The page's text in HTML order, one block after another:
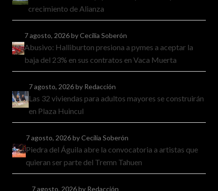
crecimiento de Alianza
7 agosto, 2026by Cecilia Soberón
Abusivo: Halliburton presiona a pymes a aceptar la
baja del 23% en sus contratos en Vaca Muerta
7 agosto, 2026by Redacción
Las 32 viviendas para adultos mayores se construirán
en Plaza Huincul
7 agosto, 2026by Cecilia Soberón
Piedra del Águila abre la convocatoria a artistas que
quieran ser parte del Tremn Tahuen
7 agosto, 2026by Redacción